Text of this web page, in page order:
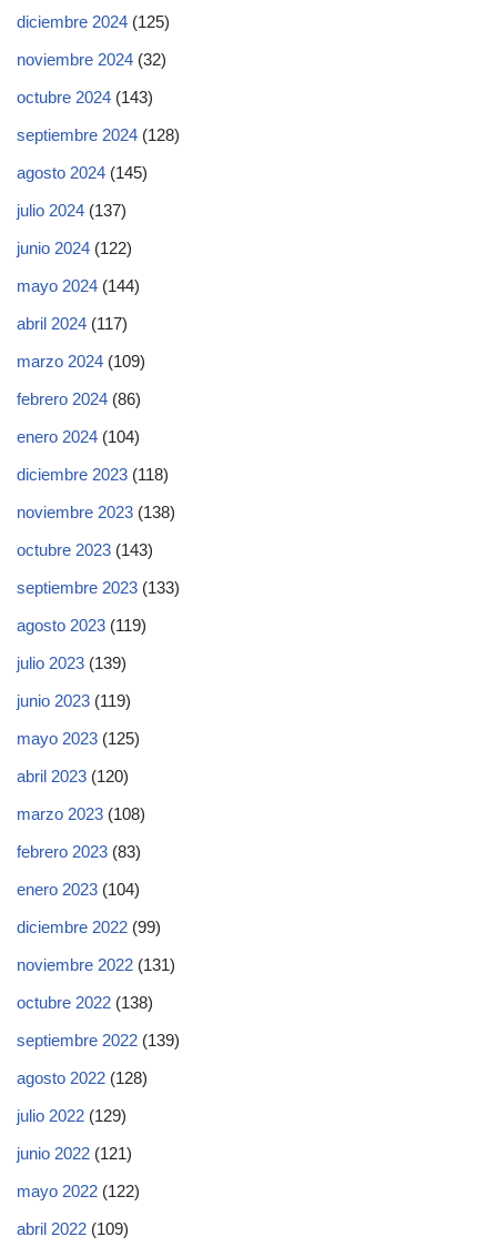
diciembre 2024 (125)
noviembre 2024 (32)
octubre 2024 (143)
septiembre 2024 (128)
agosto 2024 (145)
julio 2024 (137)
junio 2024 (122)
mayo 2024 (144)
abril 2024 (117)
marzo 2024 (109)
febrero 2024 (86)
enero 2024 (104)
diciembre 2023 (118)
noviembre 2023 (138)
octubre 2023 (143)
septiembre 2023 (133)
agosto 2023 (119)
julio 2023 (139)
junio 2023 (119)
mayo 2023 (125)
abril 2023 (120)
marzo 2023 (108)
febrero 2023 (83)
enero 2023 (104)
diciembre 2022 (99)
noviembre 2022 (131)
octubre 2022 (138)
septiembre 2022 (139)
agosto 2022 (128)
julio 2022 (129)
junio 2022 (121)
mayo 2022 (122)
abril 2022 (109)